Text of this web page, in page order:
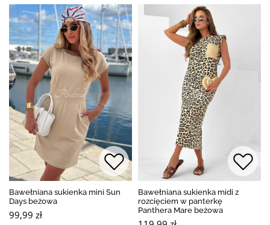
Bawełniana sukienka mini Sun
Days beżowa
99,99 zł
Bawełniana sukienka midi z
rozcięciem w panterkę
Panthera Mare beżowa